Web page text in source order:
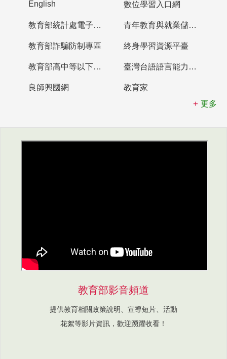
English 數位學習入口網
教育部統計處電子書櫃 青年教育與就業儲蓄帳戶
教育部詐騙防制專區 終身學習資源平臺
教育部高中等以下學校及幼兒園教師資格檢定考試 臺灣台語語言能力認證網站
良師興國網
教育家
更多
教育部影音頻道
提供教育相關政策說明、宣導短片、活動
花絮等影片資訊，歡迎踴躍收看！